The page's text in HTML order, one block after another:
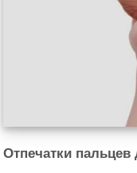
Отпечатки